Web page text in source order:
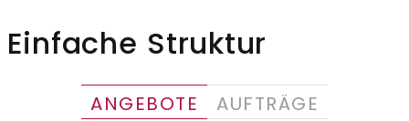
Einfache Struktur
ANGEBOTE
AUFTRÄGE